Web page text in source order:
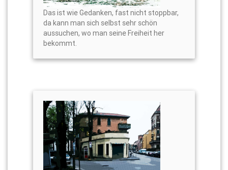
Das ist wie Gedanken, fast nicht stoppbar,
da kann man sich selbst sehr schön
aussuchen, wo man seine Freiheit her
bekommt.